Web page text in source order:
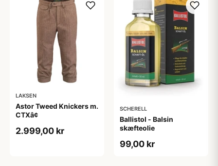
LAKSEN
Astor Tweed Knickers m.
CTXâ¢
2.999,00 kr
SCHERELL
Ballistol - Balsin
skæfteolie
99,00 kr